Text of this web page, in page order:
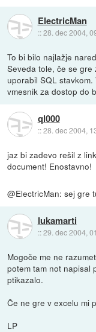
ElectricMan
::28. dec 2004,
To bi bilo najlažje
Seveda tole, če se gre
uporabil SQL
vmesnik za dostop do
ql000
::28. dec 2004,
jaz bi zadevo rešil z
document! Enostavno!
@ElectricMan: sej gre
lukamarti
::29. dec 2004,
Mogoče me ne
potem tam not napisal
ptikazalo.
Če ne gre v excelu mi
LP